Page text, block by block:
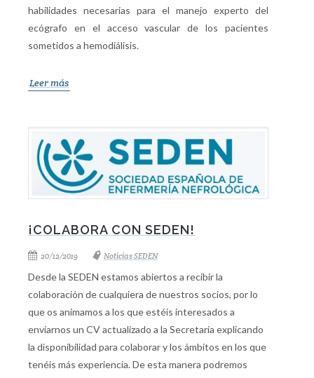
habilidades necesarias para el manejo experto del
ecógrafo en el acceso vascular de los pacientes
sometidos a hemodiálisis.
Leer más
¡COLABORA CON SEDEN!
20/12/2019 Noticias SEDEN
Desde la SEDEN estamos abiertos a recibir la
colaboración de cualquiera de nuestros socios, por lo
que os animamos a los que estéis interesados a
enviarnos un CV actualizado a la Secretaría explicando
la disponibilidad para colaborar y los ámbitos en los que
tenéis más experiencia. De esta manera podremos